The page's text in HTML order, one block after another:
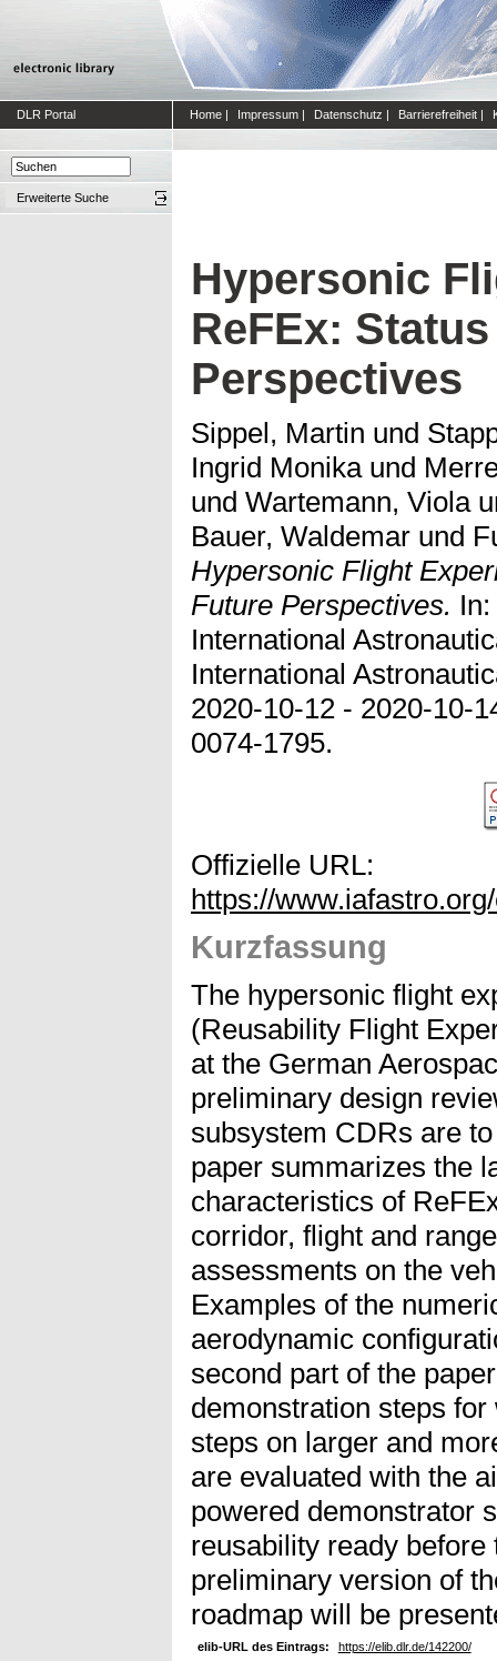
DLR Portal Home | Impressum | Datenschutz | Barrierefreiheit |
Erweiterte Suche
Hypersonic
ReFEx:
Perspectives
Sippel, Martin und
Ingrid Monikaund
und Wartemann, Viola
Bauer, Waldemar und
Hypersonic Flight
Future Perspectives.
International
International
2020-10-12 - 2020-10-
0074-1795.
Offizielle URL:
https://
Kurzfassung
The hypersonic flight
(Reusability Flight
at the German
preliminary design
subsystem CDRs are
paper summarizes the
characteristics of
corridor, flight and
assessments on the
Examples of the
aerodynamic
second part of the
demonstration steps
steps on larger and
are evaluated with the
powered demonstrator
reusability ready before
preliminary version of
roadmap will be
elib-URL des Eintrags:
https://elib.dlr.de/142200/